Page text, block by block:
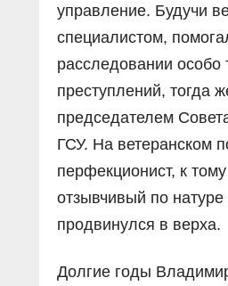
управление. Будучи
специалистом,
расследовании особо
преступлений, тогда
председателем
ГСУ. На ветеранском
перфекционист, к
отзывчивый по натуре
продвинулся в верха.
Долгие годы